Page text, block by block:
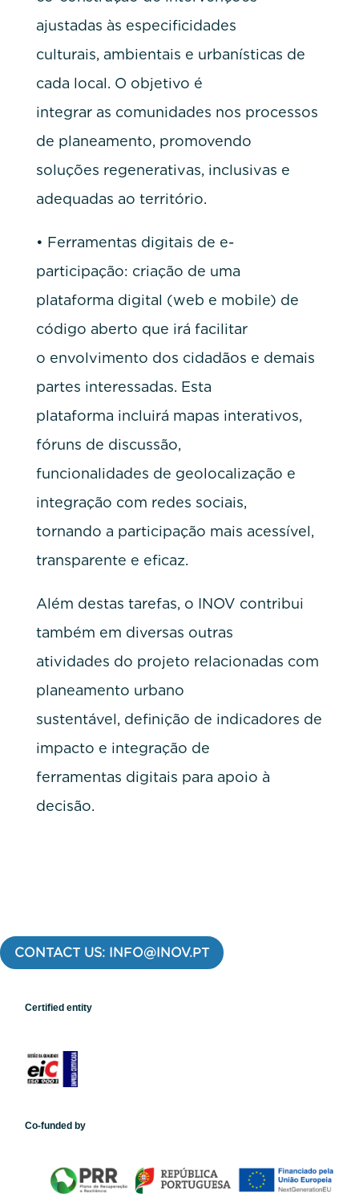
ajustadas às especificidades
culturais, ambientais e urbanísticas de
cada local. O objetivo é
integrar as comunidades nos processos
de planeamento, promovendo
soluções regenerativas, inclusivas e
adequadas ao território.
• Ferramentas digitais de e-
participação: criação de uma
plataforma digital (web e mobile) de
código aberto que irá facilitar
o envolvimento dos cidadãos e demais
partes interessadas. Esta
plataforma incluirá mapas interativos,
fóruns de discussão,
funcionalidades de geolocalização e
integração com redes sociais,
tornando a participação mais acessível,
transparente e eficaz.
Além destas tarefas, o INOV contribui
também em diversas outras
atividades do projeto relacionadas com
planeamento urbano
sustentável, definição de indicadores de
impacto e integração de
ferramentas digitais para apoio à
decisão.
CONTACT US: INFO@INOV.PT
Certified entity
Co-funded by